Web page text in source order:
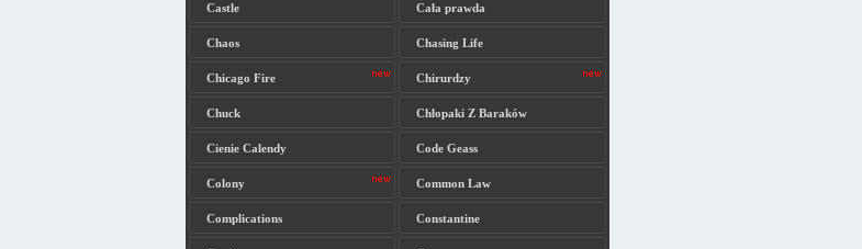
Castle Cała prawda
Chaos Chasing Life
Chicago Fire Chirurdzy
Chuck Chłopaki Z Baraków
Cienie Calendy Code Geass
Colony Common Law
Complications Constantine